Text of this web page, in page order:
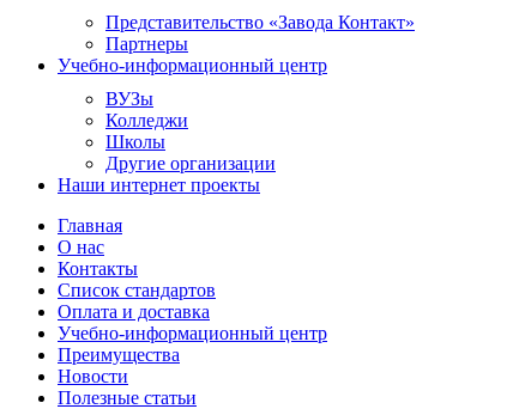
Представительство «Завода Контакт»
Партнеры
Учебно-информационный центр
ВУЗы
Колледжи
Школы
Другие организации
Наши интернет проекты
Главная
О нас
Контакты
Список стандартов
Оплата и доставка
Учебно-информационный центр
Преимущества
Новости
Полезные статьи